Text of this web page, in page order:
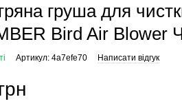
груша для
Bird Air Blower
Артикул: 4a7efe70 Написати відгук